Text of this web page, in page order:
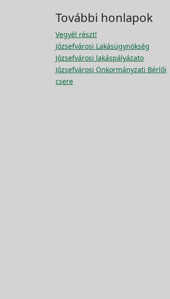
További honlapok
Vegyél részt!
Józsefvárosi Lakásügynökség
Józsefvárosi lakáspályázato
Józsefvárosi Önkormányzati Bérlői
csere